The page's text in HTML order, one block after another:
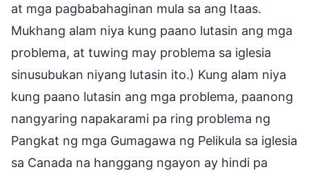
at mga pagbabahaginan mula sa ang Itaas.
Mukhang alam niya kung paano lutasin ang mga
problema, at tuwing may problema sa iglesia
sinusubukan niyang lutasin ito.) Kung alam niya
kung paano lutasin ang mga problema, paanong
nangyaring napakarami pa ring problema ng
Pangkat ng mga Gumagawa ng Pelikula sa iglesia
sa Canada na hanggang ngayon ay hindi pa